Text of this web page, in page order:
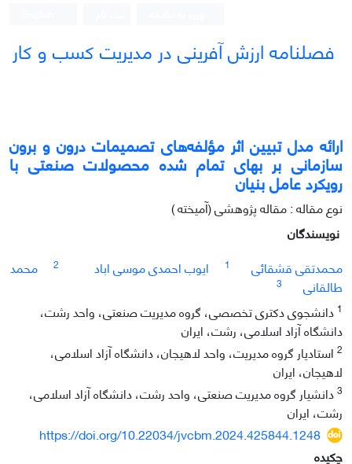
فصلنامه ارزش آفرینی در مدیریت کسب و کار
ارائه مدل تبیین اثر مؤلفه‌های تصمیمات درون و برون
سازمانی بر بهای تمام شده محصولات صنعتی با
رویکرد عامل بنیان
نوع مقاله : مقاله پژوهشی (آمیخته )
نویسندگان
محمدتقی قشقائی
1 ایوب احمدی موسی اباد 2
محمد
طالقانی
3
1 دانشجوی دکتری تخصصی، گروه مدیریت صنعتی، واحد رشت،
دانشگاه آزاد اسلامی، رشت، ایران
2 استادیار گروه مدیریت، واحد لاهیجان، دانشگاه آزاد اسلامی،
لاهیجان، ایران
3دانشیار گروه مدیریت صنعتی، واحد رشت، دانشگاه آزاد اسلامی،
رشت، ایران
https://doi.org/10.22034/jvcbm.2024.425844.1248
چکیده